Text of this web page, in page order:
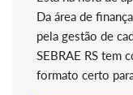
Da área de
pela gestão de
SEBRAE RS tem
formato certo